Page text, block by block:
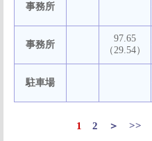
事務所
事務所
97.65
（29.54）
駐車場
1 2 ＞ >>